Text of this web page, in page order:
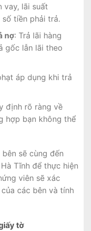
vay, lãi suất
tiền phải trả.
nợ: Trả lãi hàng
gốc lẫn lãi theo
áp dụng khi trả
định rõ ràng về
hợp bạn không thể
sẽ cùng đến
Tĩnh để thực hiện
viên sẽ xác
các bên và tính
tờ